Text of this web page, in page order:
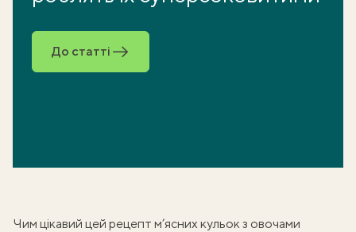
До статті
Чим цікавий цей рецепт м’ясних кульок з овочами